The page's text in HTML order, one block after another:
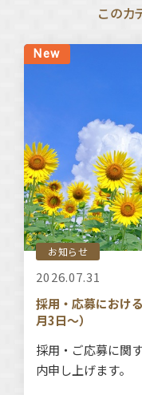
このカ
お知らせ
2026.07.31
採用・応募におけ
月3日～）
採用・ご応募に関
内申し上げます。